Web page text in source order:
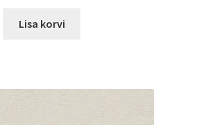
Lisa korvi